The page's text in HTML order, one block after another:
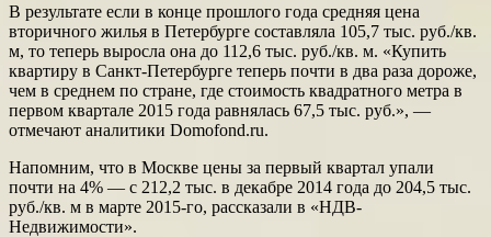
В результате если в конце прошлого года средняя цена
вторичного жилья в Петербурге составляла 105,7 тыс. руб./кв.
м, то теперь выросла она до 112,6 тыс. руб./кв. м. «Купить
квартиру в Санкт-Петербурге теперь почти в два раза дороже,
чем в среднем по стране, где стоимость квадратного метра в
первом квартале 2015 года равнялась 67,5 тыс. руб.», —
отмечают аналитики Domofond.ru.
Напомним, что в Москве цены за первый квартал упали
почти на 4% — с 212,2 тыс. в декабре 2014 года до 204,5 тыс.
руб./кв. м в марте 2015-го, рассказали в «НДВ-
Недвижимости».